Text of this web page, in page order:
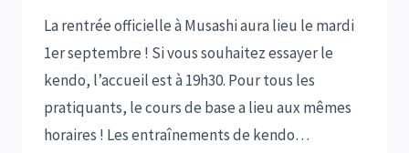
La rentrée officielle à Musashi aura lieu le mardi
1er septembre ! Si vous souhaitez essayer le
kendo, l’accueil est à 19h30. Pour tous les
pratiquants, le cours de base a lieu aux mêmes
horaires ! Les entraînements de kendo…